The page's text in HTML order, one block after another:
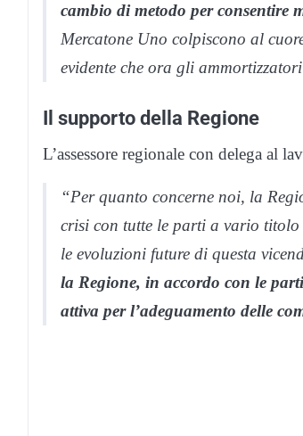
cambio di metodo per consentire
Mercatone Uno colpiscono al
evidente che ora gli
Il supporto della Regione
L’assessore regionale con delega al
“Per quanto concerne noi, la
crisi con tutte le parti a vario
le evoluzioni future di questa
la Regione, in accordo con le
attiva per l’adeguamento delle